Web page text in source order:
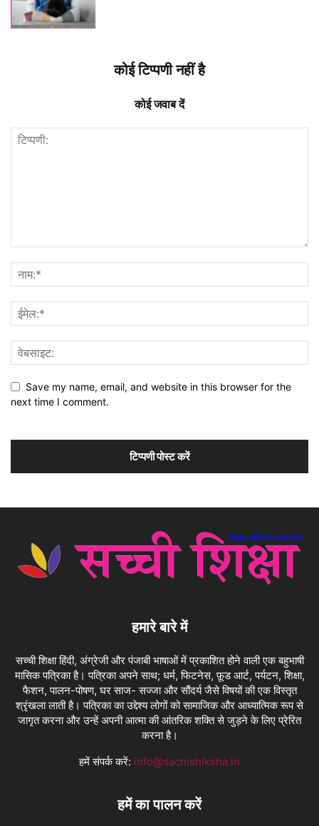
कोई टिप्पणी नहीं है
कोई जवाब दें
Save my name, email, and website in this browser for the
next time I comment.
हमारे बारे में
सच्ची शिक्षा हिंदी, अंग्रेजी और पंजाबी भाषाओं में प्रकाशित होने वाली एक बहुभाषी
मासिक पत्रिका है। पत्रिका अपने साथ; धर्म, फिटनेस, फ़ूड आर्ट, पर्यटन, शिक्षा,
फैशन, पालन-पोषण, घर साज- सज्जा और सौंदर्य जैसे विषयों की एक विस्तृत
श्रृंखला लाती है। पत्रिका का उद्देश्य लोगों को सामाजिक और आध्यात्मिक रूप से
जागृत करना और उन्हें अपनी आत्मा की आंतरिक शक्ति से जुड़ने के लिए प्रेरित
करना है।
हमें संपर्क करें: info@sachishiksha.in
हमें का पालन करें